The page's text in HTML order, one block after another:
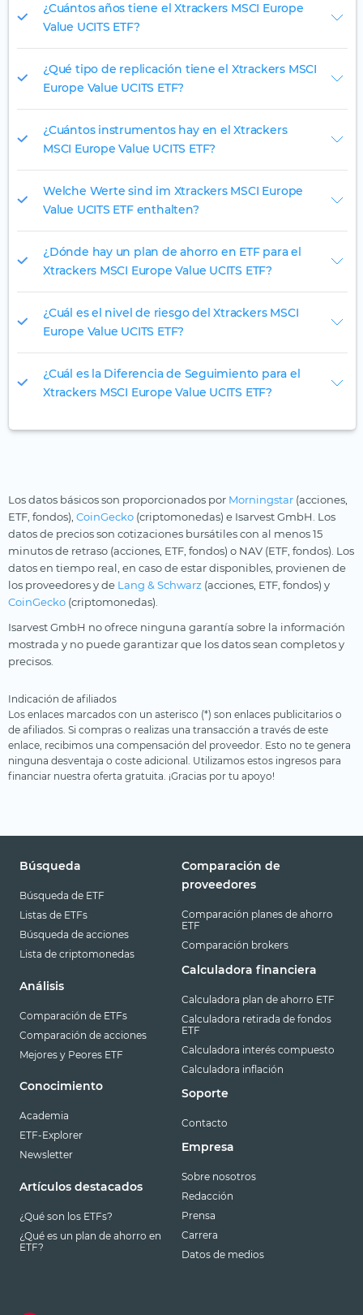
¿Cuántos años tiene el Xtrackers MSCI Europe
Value UCITS ETF?
¿Qué tipo de replicación tiene el Xtrackers MSCI
Europe Value UCITS ETF?
¿Cuántos instrumentos hay en el Xtrackers
MSCI Europe Value UCITS ETF?
Welche Werte sind im Xtrackers MSCI Europe
Value UCITS ETF enthalten?
¿Dónde hay un plan de ahorro en ETF para el
Xtrackers MSCI Europe Value UCITS ETF?
¿Cuál es el nivel de riesgo del Xtrackers MSCI
Europe Value UCITS ETF?
¿Cuál es la Diferencia de Seguimiento para el
Xtrackers MSCI Europe Value UCITS ETF?
Los datos básicos son proporcionados por Morningstar (acciones,
ETF, fondos), CoinGecko (criptomonedas) e Isarvest GmbH. Los
datos de precios son cotizaciones bursátiles con al menos 15
minutos de retraso (acciones, ETF, fondos) o NAV (ETF, fondos). Los
datos en tiempo real, en caso de estar disponibles, provienen de
los proveedores y de Lang & Schwarz (acciones, ETF, fondos) y
CoinGecko (criptomonedas).
Isarvest GmbH no ofrece ninguna garantía sobre la información
mostrada y no puede garantizar que los datos sean completos y
precisos.
Indicación de afiliados
Los enlaces marcados con un asterisco (*) son enlaces publicitarios o
de afiliados. Si compras o realizas una transacción a través de este
enlace, recibimos una compensación del proveedor. Esto no te genera
ninguna desventaja o coste adicional. Utilizamos estos ingresos para
financiar nuestra oferta gratuita. ¡Gracias por tu apoyo!
Búsqueda
Búsqueda de ETF
Listas de ETFs
Búsqueda de acciones
Lista de criptomonedas
Análisis
Comparación de ETFs
Comparación de acciones
Mejores y Peores ETF
Conocimiento
Academia
ETF-Explorer
Newsletter
Artículos destacados
¿Qué son los ETFs?
¿Qué es un plan de ahorro en
ETF?
Comparación de
proveedores
Comparación planes de ahorro
ETF
Comparación brokers
Calculadora financiera
Calculadora plan de ahorro ETF
Calculadora retirada de fondos
ETF
Calculadora interés compuesto
Calculadora inflación
Soporte
Contacto
Empresa
Sobre nosotros
Redacción
Prensa
Carrera
Datos de medios